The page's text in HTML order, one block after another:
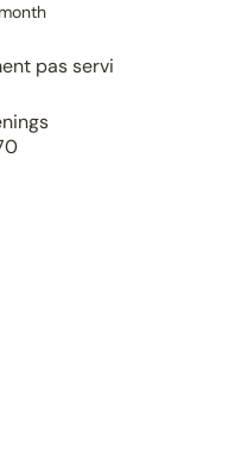
pas servi